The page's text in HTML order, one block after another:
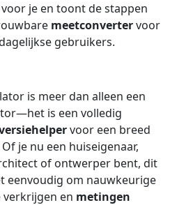
je en toont de stappen
meetconvertervoor
gebruikers.
is meer dan alleen een
is een volledig
voor een breed
je nu een huiseigenaar,
of ontwerper bent, dit
eenvoudig om nauwkeurige
en metingen